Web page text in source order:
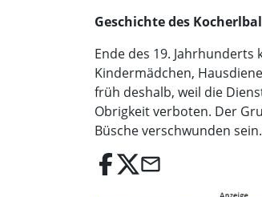
Geschichte des
Ende des 19.
Kindermädchen,
früh deshalb, weil die
Obrigkeit verboten. Der
Büsche verschwunden
email